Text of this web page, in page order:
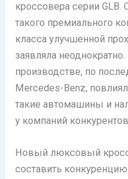
кроссовера серии
такого премиального
класса улучшенной
заявляла
производстве, по
Mercedes-Benz,
такие автомашины и
у компаний
Новый люксовый
составить